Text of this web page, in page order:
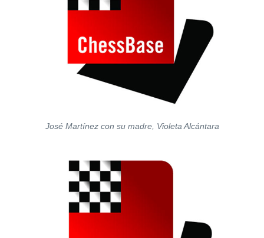
José Martínez con su madre, Violeta Alcántara